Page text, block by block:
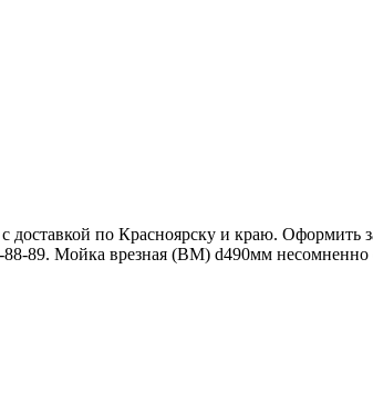
по Красноярску и краю. Оформить
89. Мойка врезная (ВМ) d490мм